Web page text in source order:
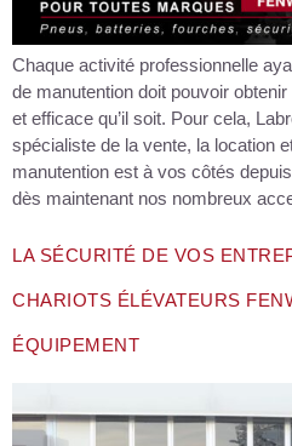
Chaque activité professionnelle
de manutention doit pouvoir
et efficace qu’il soit. Pour cela,
spécialiste de la vente, la location
manutention est à vos côtés
dès maintenant nos nombreux
LA SÉCURITÉ DE VOS
CHARIOTS ÉLÉVATEURS
ÉQUIPEMENT